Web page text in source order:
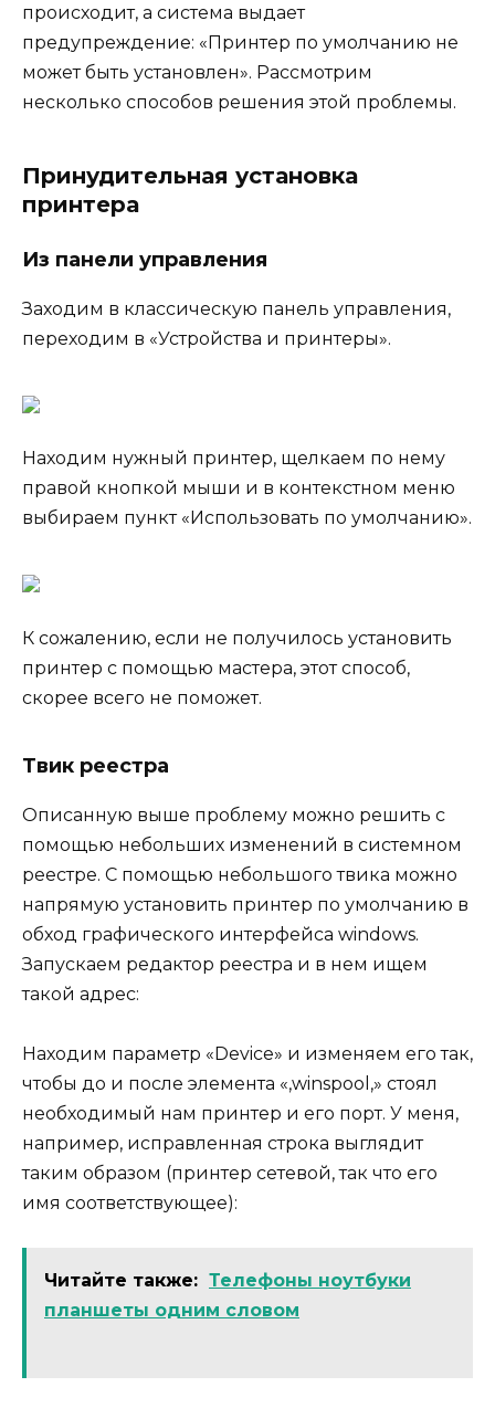
происходит, а система выдает
предупреждение: «Принтер по умолчанию не
может быть установлен». Рассмотрим
несколько способов решения этой проблемы.
Принудительная установка
принтера
Из панели управления
Заходим в классическую панель управления,
переходим в «Устройства и принтеры».
Находим нужный принтер, щелкаем по нему
правой кнопкой мыши и в контекстном меню
выбираем пункт «Использовать по умолчанию».
К сожалению, если не получилось установить
принтер с помощью мастера, этот способ,
скорее всего не поможет.
Твик реестра
Описанную выше проблему можно решить с
помощью небольших изменений в системном
реестре. С помощью небольшого твика можно
напрямую установить принтер по умолчанию в
обход графического интерфейса windows.
Запускаем редактор реестра и в нем ищем
такой адрес:
Находим параметр «Device» и изменяем его так,
чтобы до и после элемента «,winspool,» стоял
необходимый нам принтер и его порт. У меня,
например, исправленная строка выглядит
таким образом (принтер сетевой, так что его
имя соответствующее):
Читайте также: Телефоны ноутбуки
планшеты одним словом